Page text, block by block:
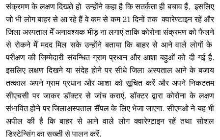
संक्रमण के लक्षण दिखते हो उन्होंने कहा है कि सतर्कता ही बचाव हैं, इसलिए
जो भी लोग बाहर से आ रहे हैं वे कम से कम 21 दिनों तक क्वारेण्टाइन रहें और
जिला अस्पताल मेँ अनावश्यक भीड़ ना लगाएं ताकि कोरोना संक्रमण को फैलने
से रोकने मेँ मदद मिल सके उन्होंने बताया कि बाहर से आने वाले लोगों के
परीक्षण की जिम्मेदारी संबन्धित ग्राम प्रधान और आशा बहुओं को दी गई है.
इसलिए लक्षण दिखने या संदेह होने पर सीधे जिला अस्पताल आने के बजाय
तत्काल अपने ग्राम प्रधान और आशा को सूचित करें और अपने निकटतम
सीएचसी पर जाकर डॉक्टर से जांच कराएं. डॉक्टर द्बारा कोरोना के लक्षण
संभावित होने पर जिलाअस्पताल सैंपल के लिए भेजा जाएगा. सीएमओ ने यह भी
अपील की है कि बाहर से आने वाले लोग क्वारेण्टाइन रहें तथा सोशल
डिस्टेन्सिंग का सख्ती से पालन करें.